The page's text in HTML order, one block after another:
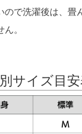
ので洗濯後は、畳
。
サイズ目